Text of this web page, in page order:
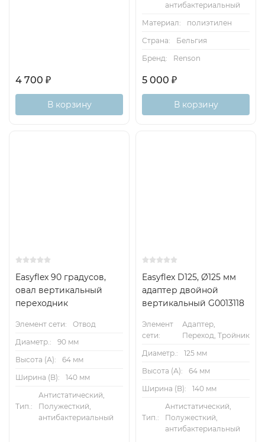
4 700 ₽
В корзину
антибактериальный
Материал:
полиэтилен
Страна:
Бельгия
Бренд:
Renson
5 000 ₽
В корзину
Easyflex 90 градусов,
овал вертикальный
переходник
Элемент сети:
Отвод
Диаметр.:
90 мм
Высота (А):
64 мм
Ширина (B):
140 мм
Тип.:
Антистатический,
Полужесткий,
антибактериальный
Easyflex D125, Ø125 мм
адаптер двойной
вертикальный G0013118
Элемент
сети:
Адаптер,
Переход, Тройник
Диаметр.:
125 мм
Высота (А):
64 мм
Ширина (B):
140 мм
Тип.:
Антистатический,
Полужесткий,
антибактериальный